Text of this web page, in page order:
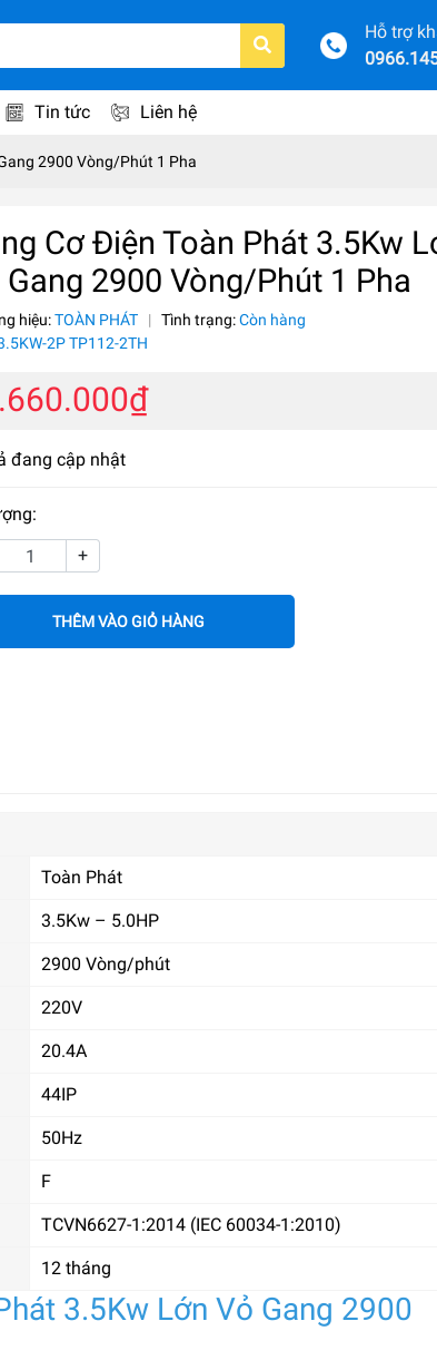
Hỗ trợ
Tin tức Liên hệ
2900 Vòng/Phút 1 Pha
Cơ Điện Toàn Phát 3.5Kw
Gang 2900 Vòng/Phút 1 Pha
hiệu:TOÀN PHÁT | Tình trạng:Còn hàng
2P TP112-2TH
đang cập nhật
+
THÊM VÀO GIỎ HÀNG
Toàn Phát
3.5Kw – 5.0HP
2900 Vòng/phút
220V
20.4A
44IP
50Hz
F
TCVN6627-1:2014 (IEC 60034-1:2010)
12 tháng
3.5Kw Lớn Vỏ Gang 2900